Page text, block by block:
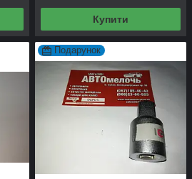
Купити
Подарунок